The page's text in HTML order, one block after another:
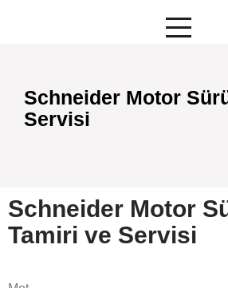
Schneider Motor
Servisi
Schneider Motor
Tamiri ve Servisi